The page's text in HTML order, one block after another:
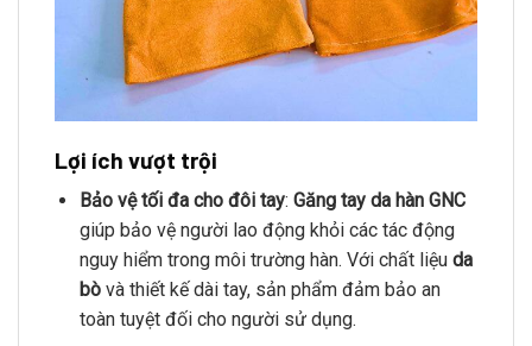
Lợi ích vượt trội
Bảo vệ tối đa cho đôi tay: Găng tay da hàn GNC
giúp bảo vệ người lao động khỏi các tác động
nguy hiểm trong môi trường hàn. Với chất liệu da
bòvà thiết kế dài tay, sản phẩm đảm bảo an
toàn tuyệt đối cho người sử dụng.